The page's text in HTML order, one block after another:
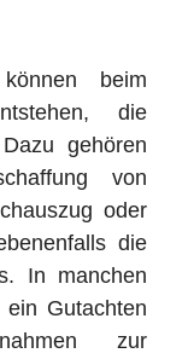
beim
die
gehören
von
oder
die
In manchen
Gutachten
zur